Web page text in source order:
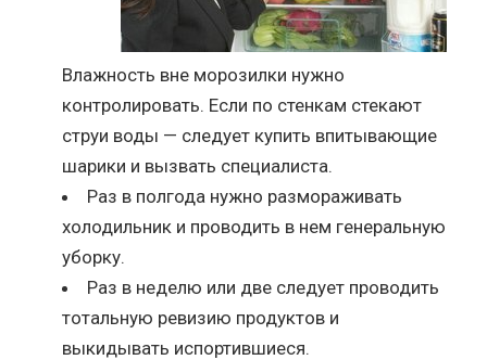
Влажность вне морозилки нужно
контролировать. Если по стенкам стекают
струи воды — следует купить впитывающие
шарики и вызвать специалиста.
Раз в полгода нужно размораживать
холодильник и проводить в нем генеральную
уборку.
Раз в неделю или две следует проводить
тотальную ревизию продуктов и
выкидывать испортившиеся.